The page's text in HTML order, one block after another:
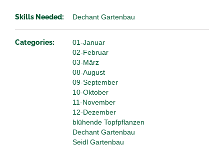
Skills Needed: Dechant Gartenbau
Categories:
01-Januar
02-Februar
03-März
08-August
09-September
10-Oktober
11-November
12-Dezember
blühende Topfpflanzen
Dechant Gartenbau
Seidl Gartenbau